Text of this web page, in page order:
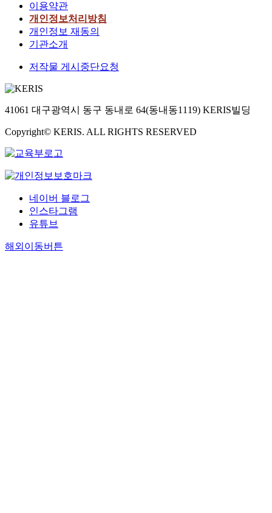
이용약관
개인정보처리방침
개인정보 재동의
기관소개
저작물 게시중단요청
41061 대구광역시 동구 동내로 64(동내동1119) KERIS빌딩
Copyright© KERIS. ALL RIGHTS RESERVED
네이버 블로그
인스타그램
유튜브
해외이동버튼